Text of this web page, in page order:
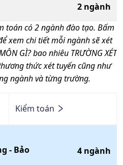
2 ngành
toáncó2ngành đào tạo. Bấm
xem chi tiết mỗi ngành sẽ xét
GÌ? bao nhiêu TRƯỜNG XÉT
thức xét tuyến cũng như
ngành và từng trường.
Kiểm toán
- Bảo
4 ngành